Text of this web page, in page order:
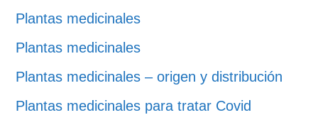
Plantas medicinales
Plantas medicinales
Plantas medicinales – origen y distribución
Plantas medicinales para tratar Covid